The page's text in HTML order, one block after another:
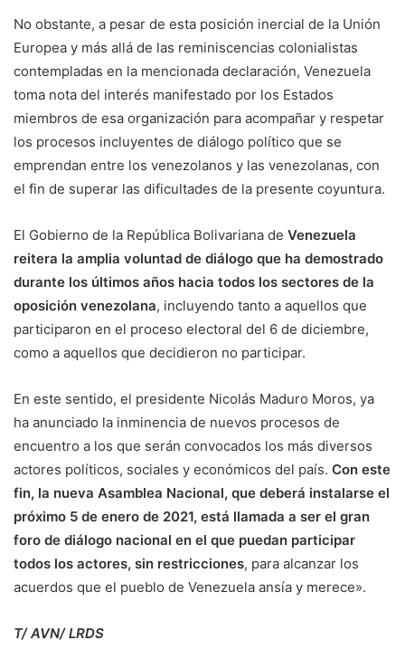
No obstante, a pesar de esta posición inercial de la Unión
Europea y más allá de las reminiscencias colonialistas
contempladas en la mencionada declaración, Venezuela
toma nota del interés manifestado por los Estados
miembros de esa organización para acompañar y respetar
los procesos incluyentes de diálogo político que se
emprendan entre los venezolanos y las venezolanas, con
el fin de superar las dificultades de la presente coyuntura.
El Gobierno de la República Bolivariana de Venezuela
reitera la amplia voluntad de diálogo que ha demostrado
durante los últimos años hacia todos los sectores de la
oposición venezolana, incluyendo tanto a aquellos que
participaron en el proceso electoral del 6 de diciembre,
como a aquellos que decidieron no participar.
En este sentido, el presidente Nicolás Maduro Moros, ya
ha anunciado la inminencia de nuevos procesos de
encuentro a los que serán convocados los más diversos
actores políticos, sociales y económicos del país. Con este
fin, la nueva Asamblea Nacional, que deberá instalarse el
próximo 5 de enero de 2021, está llamada a ser el gran
foro de diálogo nacional en el que puedan participar
todos los actores, sin restricciones, para alcanzar los
acuerdos que el pueblo de Venezuela ansía y merece».
T/ AVN/ LRDS